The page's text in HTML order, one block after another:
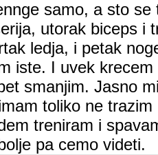
samo, a sto
utorak biceps i
ledja, i petak
iste. I uvek
smanjim. Jasno
toliko ne
treniram i
pa cemo videti.